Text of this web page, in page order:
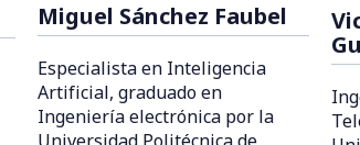
Miguel Sánchez Faubel
Especialista en Inteligencia
Artificial, graduado en
Ingeniería electrónica por la